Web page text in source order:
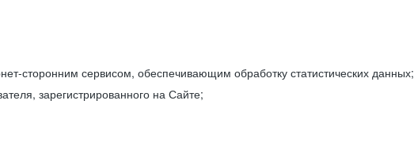
сторонним сервисом, обеспечивающим обработку статистических данных;
зарегистрированного на Сайте;